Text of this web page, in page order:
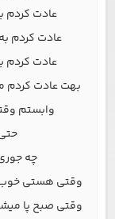
عادت کردم
عادت کردم
عادت کردم
بهت عادت کردم
وابستم
چه
وقتی هستی خوب
وقتی صبح پا